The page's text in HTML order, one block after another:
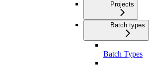
Projects
Batch types
Batch Types